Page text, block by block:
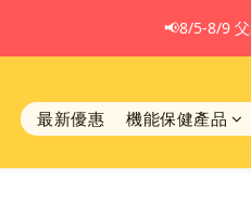
📢8/5-8/9
最新優惠 機能保健產品